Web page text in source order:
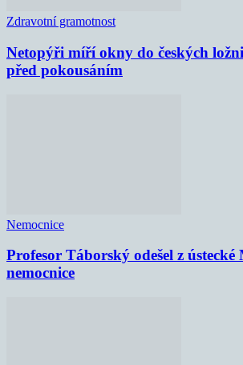
Zdravotní gramotnost
Netopýři míří okny do českých
před pokousáním
Nemocnice
Profesor Táborský odešel z
nemocnice